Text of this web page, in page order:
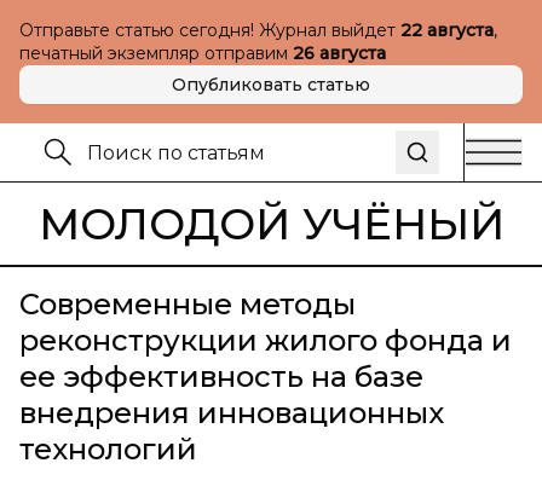
Отправьте статью сегодня! Журнал выйдет 22 августа,
печатный экземпляр отправим 26 августа
Опубликовать статью
МОЛОДОЙ УЧЁНЫЙ
Современные методы
реконструкции жилого фонда и
ее эффективность на базе
внедрения инновационных
технологий